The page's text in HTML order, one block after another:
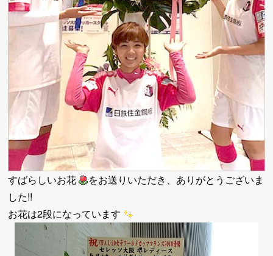
すばらしいお花
をお送りいただき、ありがとうございま
した!!
お花は2段になっています